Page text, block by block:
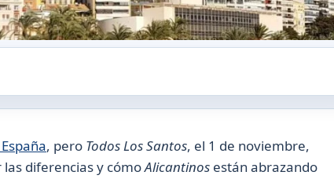
, pero Todos Los Santos, el 1 de noviembre,
las diferencias y cómoAlicantinos están abrazando